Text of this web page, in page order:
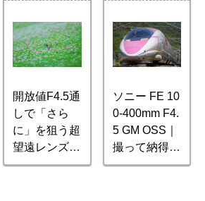
開放値F4.5通
しで「さら
に」を狙う超
望遠レンズ｜
ソニー FE 10
ソニー FE 10
0-400mm F4.
5 GM OSS｜
撮って納得！
新型高性能望